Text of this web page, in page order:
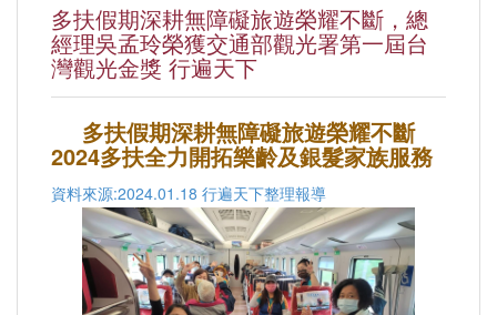
多扶假期深耕無障礙旅遊榮耀不斷，總
經理吳孟玲榮獲交通部觀光署第一屆台
灣觀光金獎 行遍天下
多扶假期深耕無障礙旅遊榮耀不斷
2024多扶全力開拓樂齡及銀髮家族服務
資料來源:2024.01.18 行遍天下整理報導